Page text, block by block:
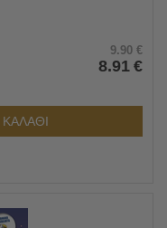
9.90 €
8.91 €